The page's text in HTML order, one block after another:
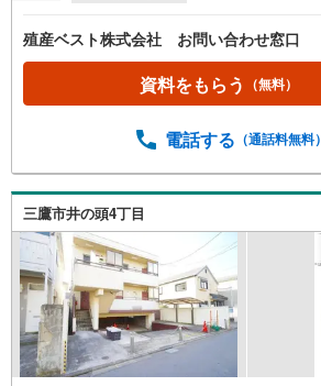
殖産ベスト株式会社 お問い合わせ窓口
資料をもらう （無料）
電話する （通話料無料）
三鷹市井の頭4丁目